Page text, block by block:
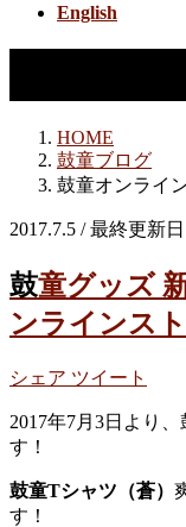
English
HOME
鼓童ブログ
鼓童オンライ
2017.7.5 / 最終更新日
鼓童グッズ 新商品のお知らせ／鼓童オ
ンラインス
シェア ツイート
2017年7月3日より
す！
鼓童Tシャツ（蒼）
す！